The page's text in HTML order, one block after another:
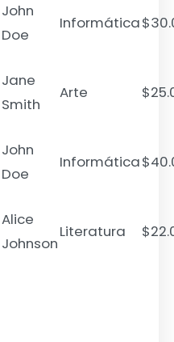
John
Doe
Informática
Jane
Smith
Arte
John
Doe
Informática
Alice
Johnson
Literatura